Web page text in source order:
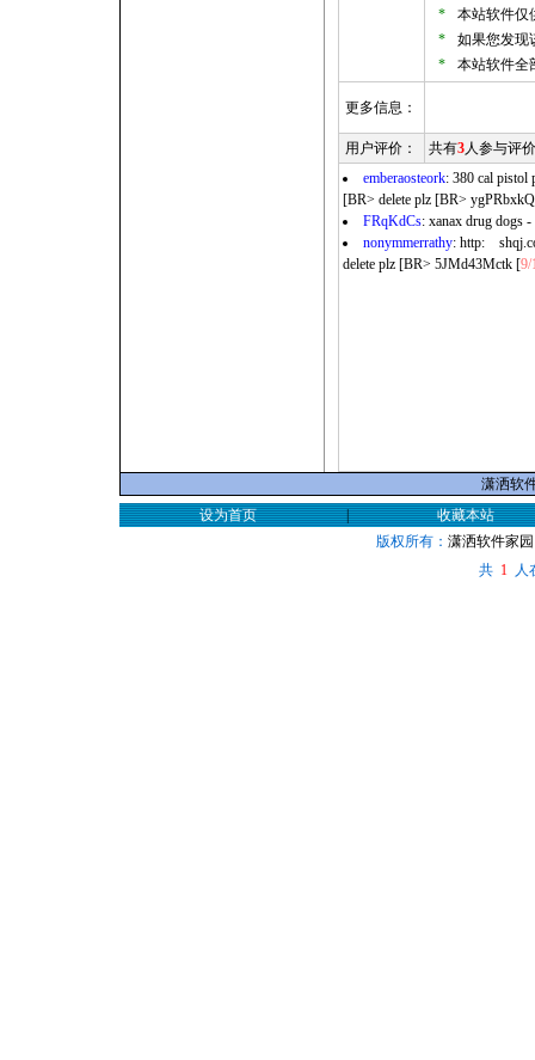
*
本站软件仅
*
如果您发现
*
本站软件全
更多信息：
用户评价： 共有3人参与评
emberaosteork: 380 cal pistol
[BR> delete plz [BR>
FRqKdCs: xanax drug dogs -
nonymmerrathy: http:
delete plz [BR> 5JMd43Mctk [9/
潇洒软
设为首页
|
收藏本站
版权所有： 潇洒软件家园
共
人